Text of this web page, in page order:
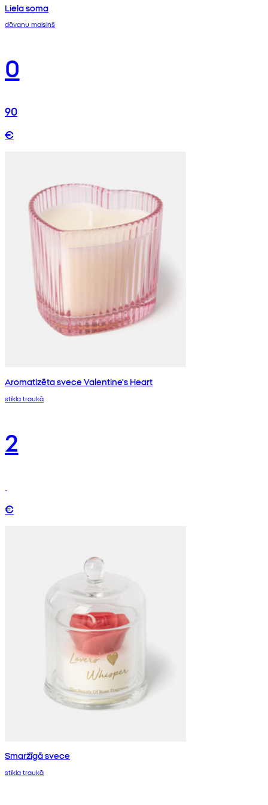
Liela soma
dāvanu maisiņš
0
90
€
Aromatizēta svece Valentine's Heart
stikla traukā
2
€
Smaržīgā svece
stikla traukā